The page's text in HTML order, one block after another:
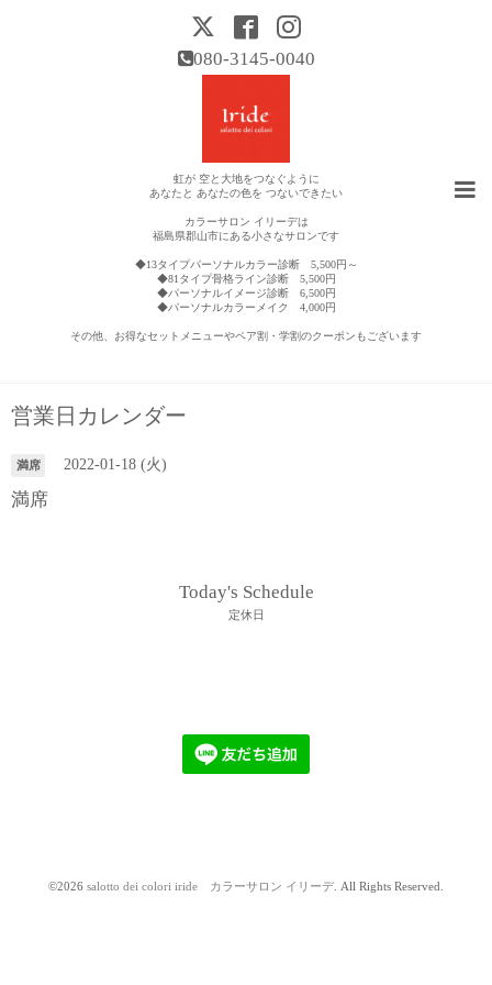
080-3145-0040
虹が 空と大地をつなぐように
あなたと あなたの色を つないできたい
カラーサロン イリーデは
福島県郡山市にある小さなサロンです
◆13タイプパーソナルカラー診断 5,500円～
◆81タイプ骨格ライン診断 5,500円
◆パーソナルイメージ診断 6,500円
◆パーソナルカラーメイク 4,000円
その他、お得なセットメニューやペア割・学割のクーポンもございます
営業日カレンダー
満席 2022-01-18 (火)
満席
Today's Schedule
定休日
©2026 salotto dei colori iride カラーサロン イリーデ. All Rights Reserved.